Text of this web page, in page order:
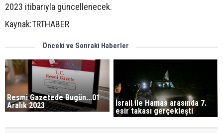
2023 itibarıyla güncellenecek.
Kaynak:TRTHABER
Önceki ve Sonraki Haberler
Resmi Gazetede Bugün...01
Aralık 2023
İsrail ile Hamas arasında 7.
esir takası gerçekleşti